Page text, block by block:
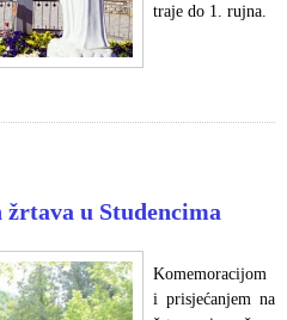
traje do 1. rujna.
u Studencima
Komemoracijom
i prisjećanjem na